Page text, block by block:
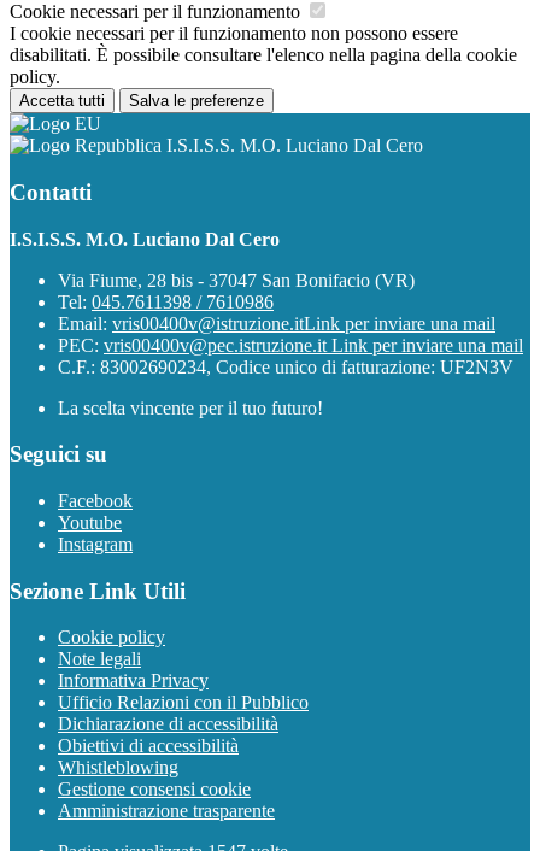
Cookie necessari per il funzionamento
I cookie necessari per il funzionamento non possono essere
disabilitati. È possibile consultare l'elenco nella pagina della cookie
policy.
Accetta tutti Salva le preferenze
I.S.I.S.S. M.O. Luciano Dal Cero
Contatti
I.S.I.S.S. M.O. Luciano Dal Cero
Via Fiume, 28 bis - 37047 San Bonifacio (VR)
Tel: 045.7611398 / 7610986
Email: vris00400v@istruzione.itLink per inviare una mail
PEC: vris00400v@pec.istruzione.it Link per inviare una mail
C.F.: 83002690234, Codice unico di fatturazione: UF2N3V
La scelta vincente per il tuo futuro!
Seguici su
Facebook
Youtube
Instagram
Sezione Link Utili
Cookie policy
Note legali
Informativa Privacy
Ufficio Relazioni con il Pubblico
Dichiarazione di accessibilità
Obiettivi di accessibilità
Whistleblowing
Gestione consensi cookie
Amministrazione trasparente